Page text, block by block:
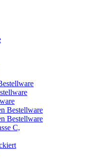
Bestellware
Bestellware
C,